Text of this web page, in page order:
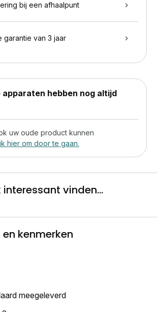
bij een afhaalpunt
garantie van 3 jaar
apparaten hebben nog altijd
uw oude product kunnen
hier om door te gaan.
interessant vinden...
kenmerken
meegeleverd